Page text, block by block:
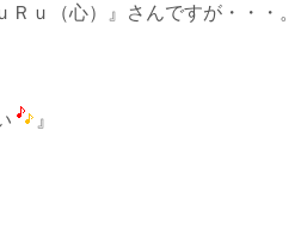
ｕ（心）』さんですが・・・。
』